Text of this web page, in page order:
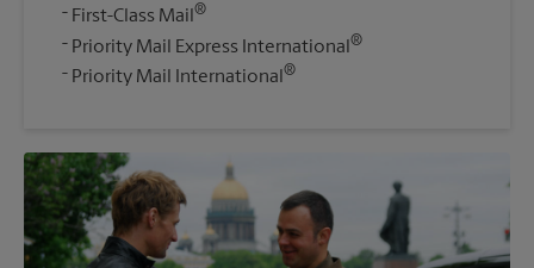
First-Class Mail®
Priority Mail Express International ®
Priority Mail International®